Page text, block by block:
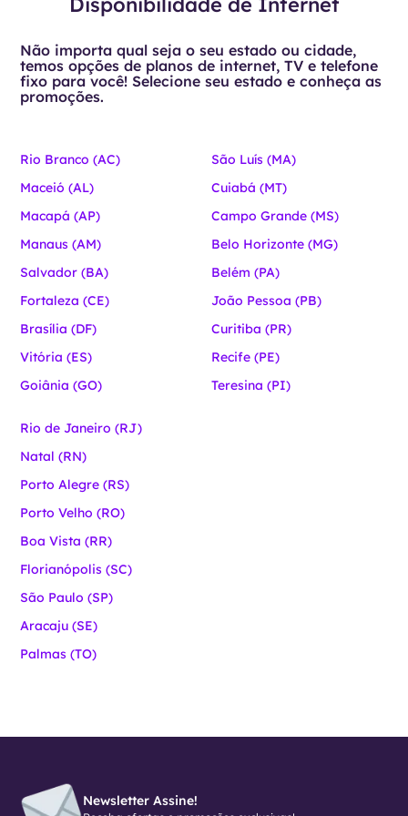
Não importa qual seja o seu estado ou cidade,
temos opções de planos de internet, TV e telefone
fixo para você! Selecione seu estado e conheça as
promoções.
Rio Branco (AC)
Maceió (AL)
Macapá (AP)
Manaus (AM)
Salvador (BA)
Fortaleza (CE)
Brasília (DF)
Vitória (ES)
Goiânia (GO)
São Luís (MA)
Cuiabá (MT)
Campo Grande (MS)
Belo Horizonte (MG)
Belém (PA)
João Pessoa (PB)
Curitiba (PR)
Recife (PE)
Teresina (PI)
Rio de Janeiro (RJ)
Natal (RN)
Porto Alegre (RS)
Porto Velho (RO)
Boa Vista (RR)
Florianópolis (SC)
São Paulo (SP)
Aracaju (SE)
Palmas (TO)
Newsletter Assine!